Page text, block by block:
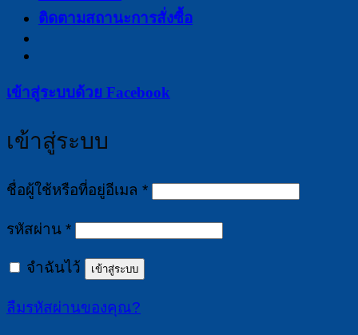
ติดตามสถานะการสั่งซื้อ
เข้าสู่ระบบด้วย Facebook
เข้าสู่ระบบ
ชื่อผู้ใช้หรือที่อยู่อีเมล *ต้องการ
รหัสผ่าน *ต้องการ
จำฉันไว้ เข้าสู่ระบบ
ลืมรหัสผ่านของคุณ?